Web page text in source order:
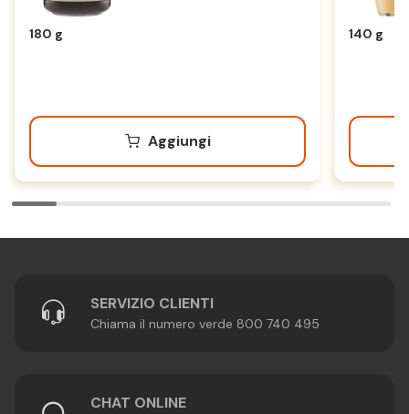
180 g
Aggiungi
140 g
SERVIZIO CLIENTI
Chiama il numero verde 800 740 495
CHAT ONLINE